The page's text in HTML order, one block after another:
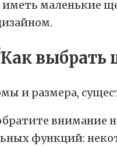
маленькие
и размера,
внимание
функций: